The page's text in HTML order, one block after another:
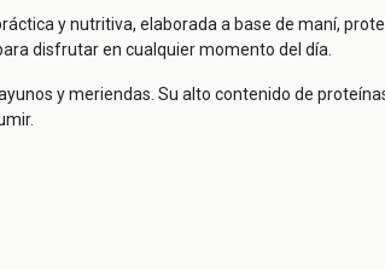
y nutritiva, elaborada a base de maní,
disfrutar en cualquier momento del día.
y meriendas. Su alto contenido de